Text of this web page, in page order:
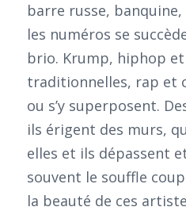
barre russe,
les numéros se
brio. Krump, hiphop et
traditionnelles, rap et
ou s’y superposent.
ils érigent des murs,
elles et ils dépassent
souvent le souffle
la beauté de ces